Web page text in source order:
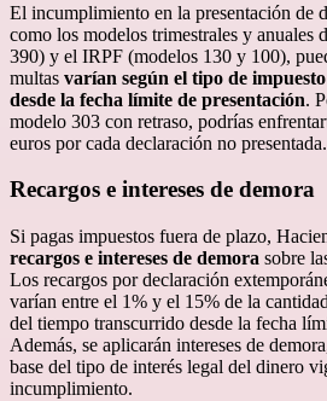
El incumplimiento en la presentación de
como los modelos trimestrales y anuales
390) y el IRPF (modelos 130 y 100),
multas varían según el tipo de
desde la fecha límite de presentación.
modelo 303 con retraso, podrías
euros por cada declaración no presentada.
Recargos e intereses de demora
Si pagas impuestos fuera de plazo,
recargos e intereses de demora sobre
Los recargos por declaración
varían entre el 1% y el 15% de la
del tiempo transcurrido desde la fecha
Además, se aplicarán intereses de
base del tipo de interés legal del dinero
incumplimiento.